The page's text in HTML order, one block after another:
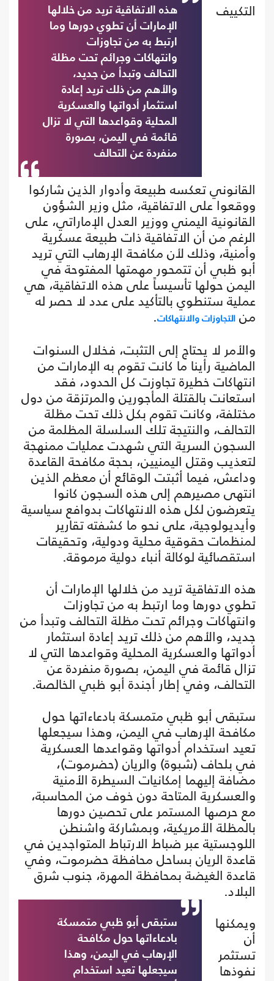
هذه الاتفاقية تريد من خلالها
الإمارات أن تطوي دورها وما
ارتبط به من تجاوزات
وانتهاكات وجرائم تحت مظلة
التحالف وتبدأ من جديد،
والأهم من ذلك تريد إعادة
استثمار أدواتها والعسكرية
المحلية وقواعدها التي لا تزال
قائمة في اليمن، بصورة
منفردة عن التحالف
التكييف
القانوني تعكسه طبيعة وأدوار الذين شاركوا
ووقعوا على الاتفاقية، مثل وزير الشؤون
القانونية اليمني ووزير العدل الإماراتي، على
الرغم من أن الاتفاقية ذات طبيعة عسكرية
وأمنية، وذلك لأن مكافحة الإرهاب التي تريد
أبو ظبي أن تتمحور مهمتها المفتوحة في
اليمن حولها تأسيساً على هذه الاتفاقية، هي
عملية ستنطوي بالتأكيد على عدد لا حصر له
من التجاوزات والانتهاكات.
والأمر لا يحتاج إلى التثبت، فخلال السنوات
الماضية رأينا ما كانت تقوم به الإمارات من
انتهاكات خطيرة تجاوزت كل الحدود، فقد
استعانت بالقتلة المأجورين والمرتزقة من دول
مختلفة، وكانت تقوم بكل ذلك تحت مظلة
التحالف، والنتيجة تلك السلسلة المظلمة من
السجون السرية التي شهدت عمليات ممنهجة
لتعذيب وقتل اليمنيين، بحجة مكافحة القاعدة
وداعش، فيما أثبتت الوقائع أن معظم الذين
انتهى مصيرهم إلى هذه السجون كانوا
يتعرضون لكل هذه الانتهاكات بدوافع سياسية
وأيديولوجية، على نحو ما كشفته تقارير
لمنظمات حقوقية محلية ودولية، وتحقيقات
استقصائية لوكالة أنباء دولية مرموقة.
هذه الاتفاقية تريد من خلالها الإمارات أن
تطوي دورها وما ارتبط به من تجاوزات
وانتهاكات وجرائم تحت مظلة التحالف وتبدأ من
جديد، والأهم من ذلك تريد إعادة استثمار
أدواتها والعسكرية المحلية وقواعدها التي لا
تزال قائمة في اليمن، بصورة منفردة عن
التحالف، وفي إطار أجندة أبو ظبي الخالصة.
ستبقى أبو ظبي متمسكة بادعاءاتها حول
مكافحة الإرهاب في اليمن، وهذا سيجعلها
تعيد استخدام أدواتها وقواعدها العسكرية
في بلحاف (شبوة) والريان (حضرموت)،
مضافة إليهما إمكانيات السيطرة الأمنية
والعسكرية المتاحة دون خوف من المحاسبة،
مع حرصها المستمر على تحصين دورها
بالمظلة الأمريكية، وبمشاركة واشنطن
اللوجستية عبر ضباط الارتباط المتواجدين في
قاعدة الريان بساحل محافظة حضرموت، وفي
قاعدة الغيضة بمحافظة المهرة، جنوب شرق
البلاد.
ستبقى أبو ظبي متمسكة
بادعاءاتها حول مكافحة
الإرهاب في اليمن، وهذا
سيجعلها تعيد استخدام
ويمكنها
أن
تستثمر
نفوذها